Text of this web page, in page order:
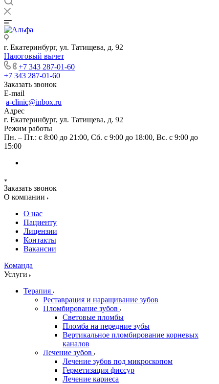
г. Екатеринбург, ул. Татищева, д. 92
Налоговый вычет
+7 343 287-01-60
+7 343 287-01-60
Заказать звонок
E-mail
a-clinic@inbox.ru
Адрес
г. Екатеринбург, ул. Татищева, д. 92
Режим работы
Пн. – Пт.: с 8:00 до 21:00, Сб. с 9:00 до 18:00, Вс. с 9:00 до
15:00
Заказать звонок
О компании
О нас
Пациенту
Лицензии
Контакты
Вакансии
Команда
Услуги
Терапия
Реставрация и наращивание зубов
Пломбирование зубов
Световые пломбы
Пломба на передние зубы
Вертикальное пломбирование корневых
каналов
Лечение зубов
Лечение зубов под микроскопом
Герметизация фиссур
Лечение кариеса